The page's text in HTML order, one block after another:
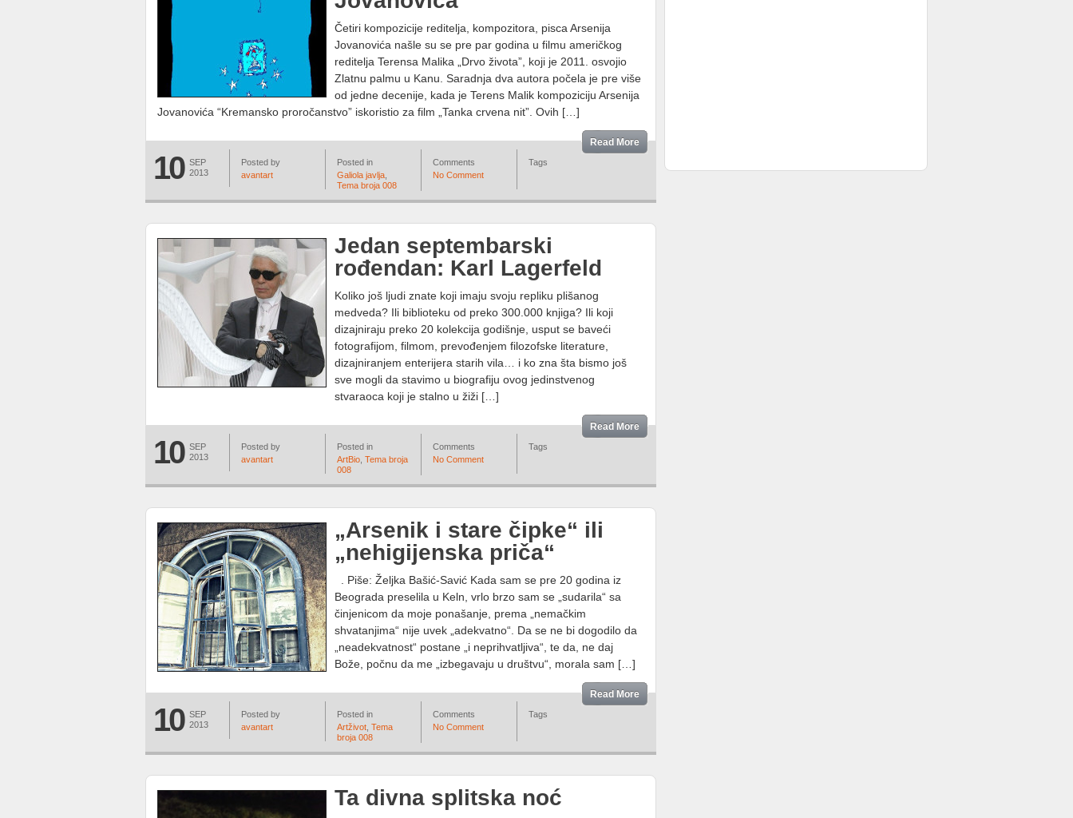
Četiri kompozicije reditelja, kompozitora, pisca Arsenija
Jovanovića našle su se pre par godina u filmu američkog
reditelja Terensa Malika „Drvo života”, koji je 2011. osvojio
Zlatnu palmu u Kanu. Saradnja dva autora počela je pre više
od jedne decenije, kada je Terens Malik kompoziciju Arsenija
Jovanovića “Kremansko proročanstvo” iskoristio za film „Tanka crvena nit”. Ovih […]
10 SEP
2013
Posted by
avantart
Posted in
Galiola javlja
Tema broja 008
Comments
No Comment
Tags
Read More
Jedan septembarski
rođendan: Karl Lagerfeld
Koliko još ljudi znate koji imaju svoju repliku plišanog
medveda? Ili biblioteku od preko 300.000 knjiga? Ili koji
dizajniraju preko 20 kolekcija godišnje, usput se baveći
fotografijom, filmom, prevođenjem filozofske literature,
dizajniranjem enterijera starih vila… i ko zna šta bismo još
sve mogli da stavimo u biografiju ovog jedinstvenog
stvaraoca koji je stalno u žiži […]
10 SEP
2013
Posted by
avantart
Posted in
ArtBio Tema broja
008
Comments
No Comment
Tags
Read More
„Arsenik i stare čipke“ ili
„nehigijenska priča“
. Piše: Željka Bašić-Savić Kada sam se pre 20 godina iz
Beograda preselila u Keln, vrlo brzo sam se „sudarila“ sa
činjenicom da moje ponašanje, prema „nemačkim
shvatanjima“ nije uvek „adekvatno“. Da se ne bi dogodilo da
„neadekvatnost“ postane „i neprihvatljiva“, te da, ne daj
Bože, počnu da me „izbegavaju u društvu“, morala sam […]
10 SEP
2013
Posted by
avantart
Posted in
Artživot Tema
broja 008
Comments
No Comment
Tags
Read More
Ta divna splitska noć